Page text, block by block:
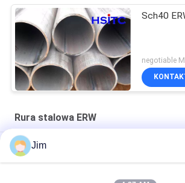
Sch40
negotiable
Rura stalowa ERW
Astm A53 Gr.B 4" Sch60 ERW Rurociąg
Jim